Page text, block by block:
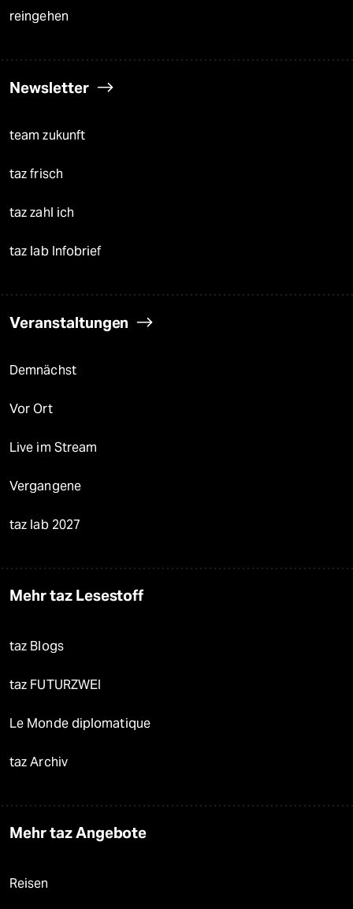
reingehen
Newsletter
team zukunft
taz frisch
taz zahl ich
taz lab Infobrief
Veranstaltungen
Demnächst
Vor Ort
Live im Stream
Vergangene
taz lab 2027
Mehr taz Lesestoff
taz Blogs
taz FUTURZWEI
Le Monde diplomatique
taz Archiv
Mehr taz Angebote
Reisen